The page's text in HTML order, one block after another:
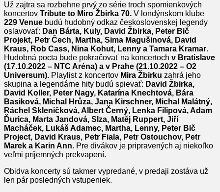
Už zajtra sa rozbehne prvý zo série troch spomienkových
koncertov Tribute to Miro Žbirka 70. V londýnskom klube
229 Venue budú hudobný odkaz československej legendy
oslavovať: Dan Bárta, Kuly, David Žbirka, Peter Bič
Projekt, Petr Čech, Martha, Sima Magušinová, David
Kraus, Rob Cass, Nina Kohut, Lenny a Tamara Kramar.
Hudobná pocta bude pokračovať na koncertoch v Bratislave
(17.10.2022 – NTC Aréna) a v Prahe (21.10.2022 – O2
Universum). Playlist z koncertov Mira Žbirku zahrá jeho
skupina a legendárne hity budú spievať: David Žbirka,
David Koller, Peter Nagy, Katarína Knechtová, Bára
Basiková, Michal Hrůza, Jana Kirschner, Michal Malátný,
Ráchel Skleničková, Albert Černý, Lenka Filipová, Adam
Ďurica, Marta Jandová, Slza, Matěj Ruppert, Jiří
Macháček, Lukáš Adamec, Martha, Lenny, Peter Bič
Project, David Kraus, Petr Fiala, Petr Ostouchov, Petr
Marek a Karin Ann. Pre divákov je pripravených aj niekoľko
veľmi príjemných prekvapení.
Obidva koncerty sú takmer vypredané, v predaji zostáva už
len pár posledných vstupeniek.